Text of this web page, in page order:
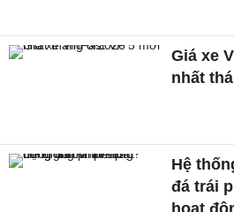
Giá xe
nhất
Hệ
đá trái